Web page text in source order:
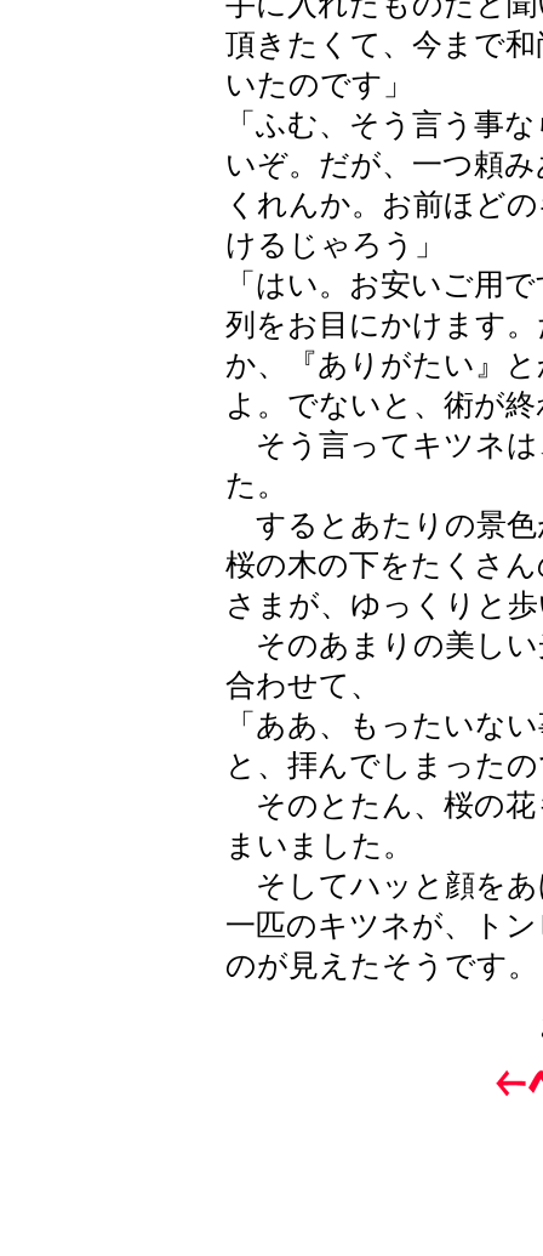
頂きたくて、今まで
いたのです」
「ふむ、そう言う事
いぞ。だが、一つ頼
くれんか。お前ほど
けるじゃろう」
「はい。お安いご用
列をお目にかけます
か、『ありがたい』
よ。でないと、術が
そう言ってキツネは
た。
するとあたりの景色
桜の木の下をたくさ
さまが、ゆっくりと
そのあまりの美しい
合わせて、
「ああ、もったいな
と、拝んでしまった
そのとたん、桜の花
まいました。
そしてハッと顔をあ
一匹のキツネが、ト
のが見えたそうです。